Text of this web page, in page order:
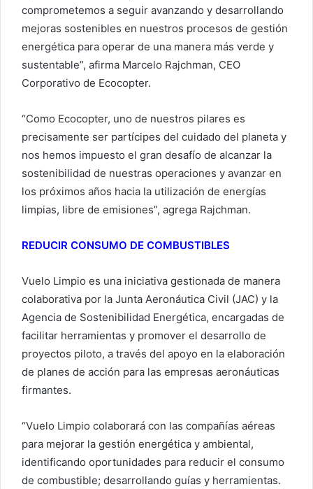
comprometemos a seguir avanzando y desarrollando
mejoras sostenibles en nuestros procesos de gestión
energética para operar de una manera más verde y
sustentable”, afirma Marcelo Rajchman, CEO
Corporativo de Ecocopter.
“Como Ecocopter, uno de nuestros pilares es
precisamente ser partícipes del cuidado del planeta y
nos hemos impuesto el gran desafío de alcanzar la
sostenibilidad de nuestras operaciones y avanzar en
los próximos años hacia la utilización de energías
limpias, libre de emisiones”, agrega Rajchman.
REDUCIR CONSUMO DE COMBUSTIBLES
Vuelo Limpio es una iniciativa gestionada de manera
colaborativa por la Junta Aeronáutica Civil (JAC) y la
Agencia de Sostenibilidad Energética, encargadas de
facilitar herramientas y promover el desarrollo de
proyectos piloto, a través del apoyo en la elaboración
de planes de acción para las empresas aeronáuticas
firmantes.
“Vuelo Limpio colaborará con las compañías aéreas
para mejorar la gestión energética y ambiental,
identificando oportunidades para reducir el consumo
de combustible; desarrollando guías y herramientas.